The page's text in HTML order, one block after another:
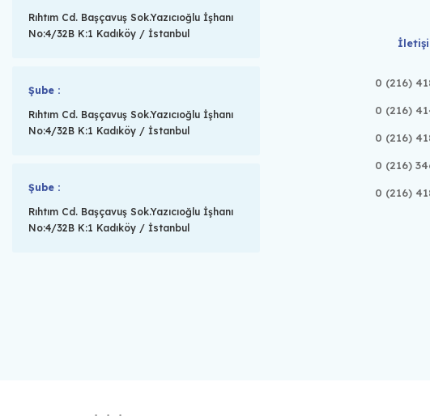
Rıhtım Cd. Başçavuş Sok.Yazıcıoğlu İşhanı
No:4/32B K:1 Kadıköy / İstanbul
Şube :
Rıhtım Cd. Başçavuş Sok.Yazıcıoğlu İşhanı
No:4/32B K:1 Kadıköy / İstanbul
Şube :
Rıhtım Cd. Başçavuş Sok.Yazıcıoğlu İşhanı
No:4/32B K:1 Kadıköy / İstanbul
0 (216)
0 (216)
0 (216)
0 (216)
0 (216)